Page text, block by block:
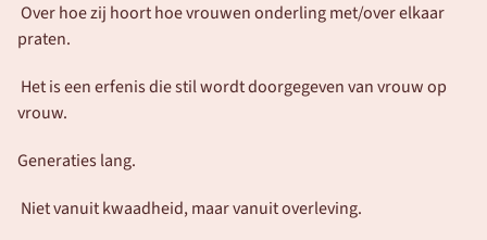
Over hoe zij hoort hoe vrouwen onderling met/over elkaar
praten.
Het is een erfenis die stil wordt doorgegeven van vrouw op
vrouw.
Generaties lang.
Niet vanuit kwaadheid, maar vanuit overleving.